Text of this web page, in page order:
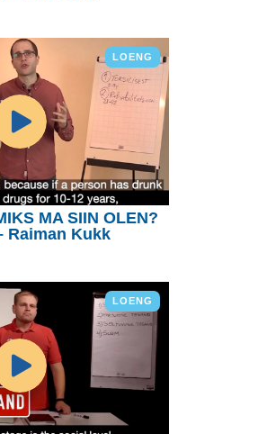
LOENG
MA SIIN OLEN?
Raiman Kukk
LOENG